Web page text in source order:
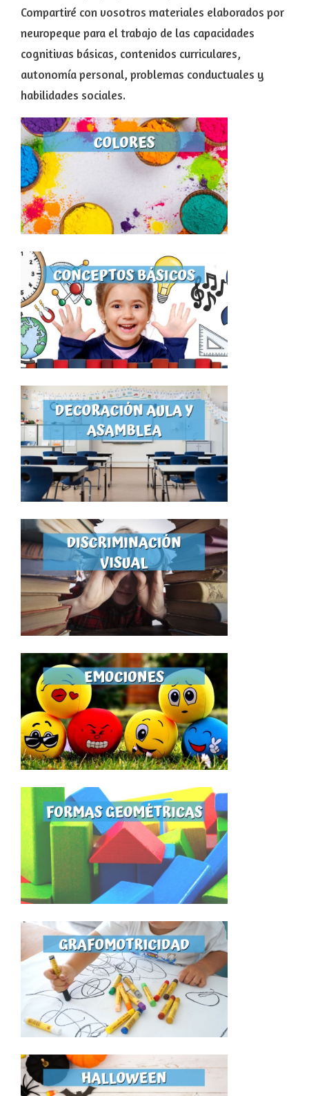
Compartiré con vosotros materiales elaborados por
neuropeque para el trabajo de las capacidades
cognitivas básicas, contenidos curriculares,
autonomía personal, problemas conductuales y
habilidades sociales.